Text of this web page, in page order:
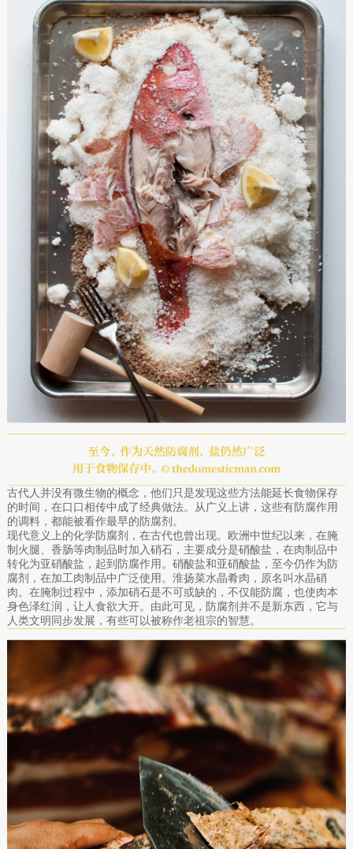
古代人并没有微生物的概念，他们只是发现这些方法能延长食物保存
的时间，在口口相传中成了经典做法。从广义上讲，这些有防腐作用
的调料，都能被看作最早的防腐剂。
现代意义上的化学防腐剂，在古代也曾出现。欧洲中世纪以来，在腌
制火腿、香肠等肉制品时加入硝石，主要成分是硝酸盐，在肉制品中
转化为亚硝酸盐，起到防腐作用。硝酸盐和亚硝酸盐，至今仍作为防
腐剂，在加工肉制品中广泛使用。淮扬菜水晶肴肉，原名叫水晶硝
肉。在腌制过程中，添加硝石是不可或缺的，不仅能防腐，也使肉本
身色泽红润，让人食欲大开。由此可见，防腐剂并不是新东西，它与
人类文明同步发展，有些可以被称作老祖宗的智慧。